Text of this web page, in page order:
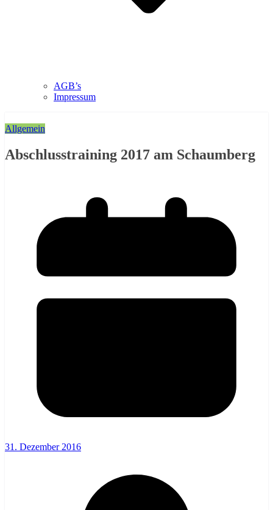
AGB’s
Impressum
Allgemein
Abschlusstraining 2017 am Schaumberg
31. Dezember 2016